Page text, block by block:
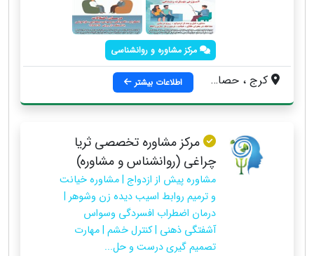
مرکز مشاوره و روانشناسی
کرج ، حصارک ، خیابان شهید بهشتی ، بعد از خیابان المهدی ، ساختمان فرش عالیشاه ، طبقه دوم واحد ۴ اطلاعات بیشتر
مرکز مشاوره تخصصی ثریا
چراغی (روانشناس و مشاوره)
مشاوره پیش از ازدواج | مشاوره خیانت
و ترمیم روابط اسیب دیده زن وشوهر |
درمان اضطراب افسردگی وسواس
آشفتگی ذهنی | کنترل خشم | مهارت
تصمیم گیری درست و حل...